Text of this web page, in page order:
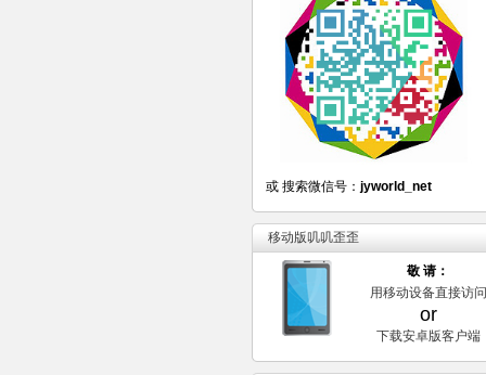
或 搜索微信号： jyworld_net
移动版叽叽歪歪
敬 请：
用移动设备直接访问
or
下载安卓版客户端